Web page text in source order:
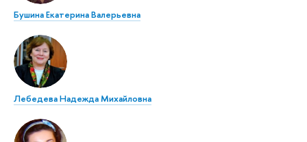
Бушина Екатерина Валерьевна
Лебедева Надежда Михайловна